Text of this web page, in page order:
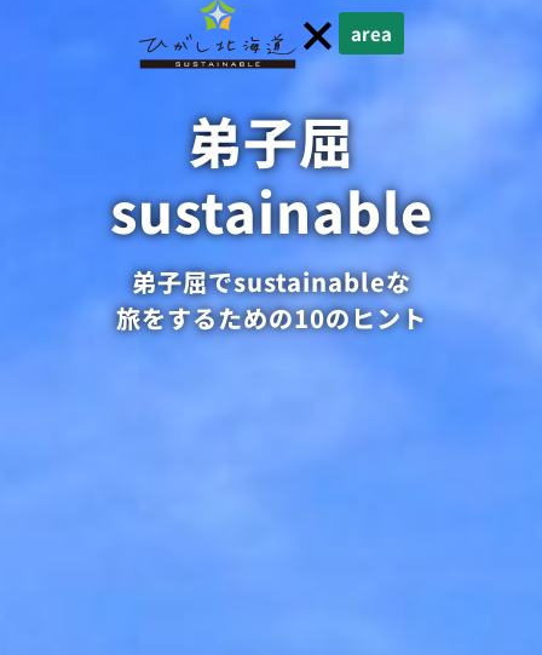
× area
弟子屈
sustainable
弟子屈でsustainableな
旅をするための10のヒント